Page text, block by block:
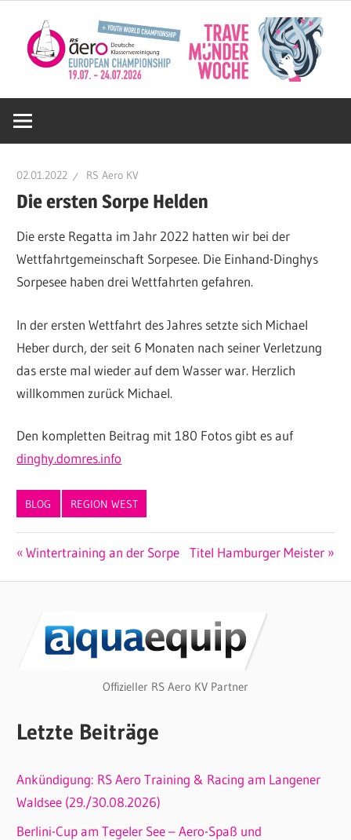
Inhalt
springen
Deutsche
RS
Aero
KV
02.01.2022 RS Aero KV
Die ersten Sorpe Helden
Die erste Regatta im Jahr 2022 hatten wir bei der
Wettfahrtgemeinschaft Sorpesee. Die Einhand-Dinghys
Sorpesee haben drei Wettfahrten gefahren.
In der ersten Wettfahrt des Jahres setzte sich Michael
Heber durch, der seit 6 Monaten nach seiner Verletzung
das erste mal wieder auf dem Wasser war. Herzlich
willkommen zurück Michael.
Den kompletten Beitrag mit 180 Fotos gibt es auf
dinghy.domres.info
BLOG REGION WEST
Beitragsnavigation
Vorheriger
Wintertraining an der Sorpe
Nächster
Titel Hamburger Meister
Offizieller RS Aero KV Partner
Letzte Beiträge
Ankündigung: RS Aero Training & Racing am Langener
Waldsee (29./30.08.2026)
Berlini-Cup am Tegeler See – Aero-Spaß und